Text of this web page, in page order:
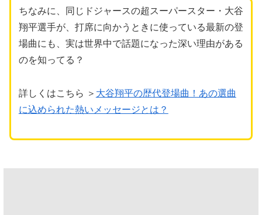
ちなみに、同じドジャースの超スーパースター・大谷
翔平選手が、打席に向かうときに使っている最新の登
場曲にも、実は世界中で話題になった深い理由がある
のを知ってる？
詳しくはこちら ＞ 大谷翔平の歴代登場曲！あの選曲
に込められた熱いメッセージとは？